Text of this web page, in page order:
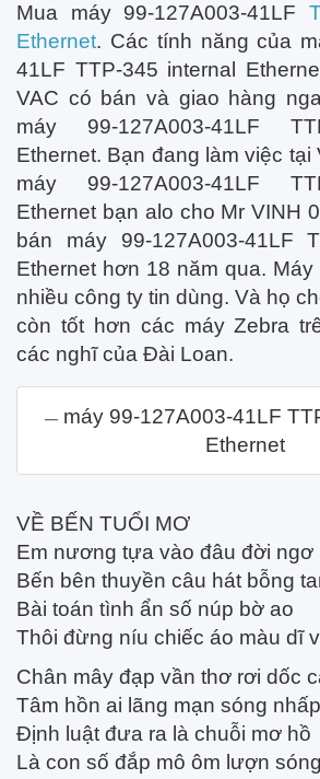
Mua máy 99-127A003-41LF
Ethernet. Các tính năng của
41LF TTP-345 internal
VAC có bán và giao hàng
máy 99-127A003-41LF
Ethernet. Bạn đang làm việc tại
máy 99-127A003-41LF
Ethernet bạn alo cho Mr VINH
bán máy 99-127A003-41LF
Ethernet hơn 18 năm qua.
nhiều công ty tin dùng. Và họ
còn tốt hơn các máy Zebra
các nghĩ của Đài Loan.
máy 99-127A003-41LF
Ethernet
VỀ BẾN TUỔI MƠ
Em nương tựa vào đâu đời ngơ
Bến bên thuyền câu hát bỗng
Bài toán tình ẩn số núp bờ ao
Thôi đừng níu chiếc áo màu dĩ
Chân mây đạp vần thơ rơi dốc
Tâm hồn ai lãng mạn sóng
Định luật đưa ra là chuỗi mơ hồ
Là con số đắp mô ôm lượn sóng